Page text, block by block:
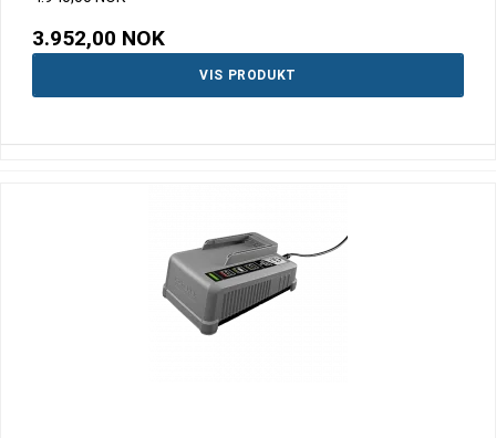
3.952,00 NOK
VIS PRODUKT